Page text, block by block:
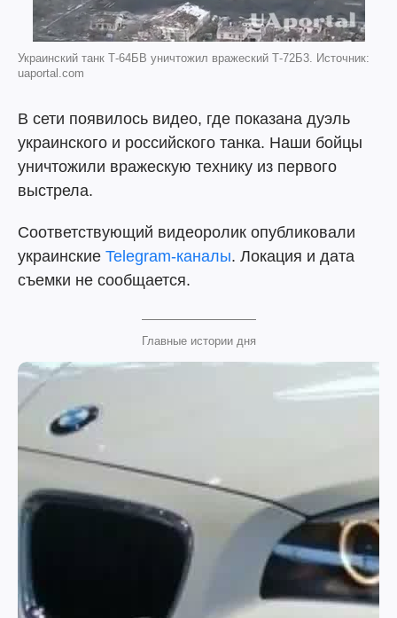
Украинский танк Т-64БВ уничтожил вражеский Т-72Б3. Источник:
uaportal.com
В сети появилось видео, где показана дуэль
украинского и российского танка. Наши бойцы
уничтожили вражескую технику из первого
выстрела.
Соответствующий видеоролик опубликовали
украинские Telegram-каналы. Локация и дата
съемки не сообщается.
Главные истории дня